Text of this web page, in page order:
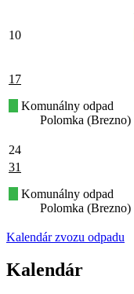
10
17
Komunálny odpad
Polomka (Brezno)
24
31
Komunálny odpad
Polomka (Brezno)
Kalendár zvozu odpadu
Kalendár